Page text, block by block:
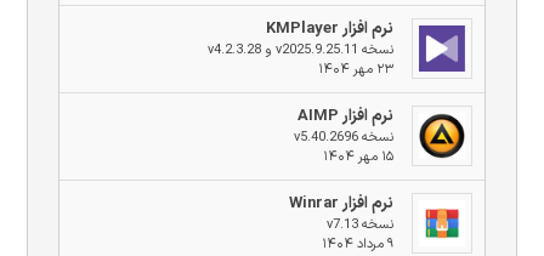
نرم افزار KMPlayer
نسخه v2025.9.25.11 و v4.2.3.28
۲۳ مهر ۱۴۰۴
نرم افزار AIMP
نسخه v5.40.2696
۱۵ مهر ۱۴۰۴
نرم افزار Winrar
نسخه v7.13
۹ مرداد ۱۴۰۴